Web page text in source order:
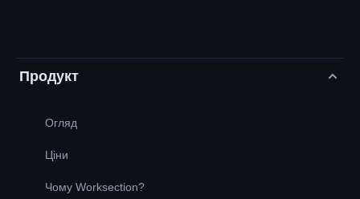
Продукт
Огляд
Ціни
Чому Worksection?